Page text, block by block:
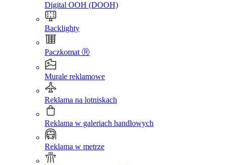
Digital OOH (DOOH)
Backlighty
Paczkomat Ⓡ
Murale reklamowe
Reklama na lotniskach
Reklama w galeriach handlowych
Reklama w metrze